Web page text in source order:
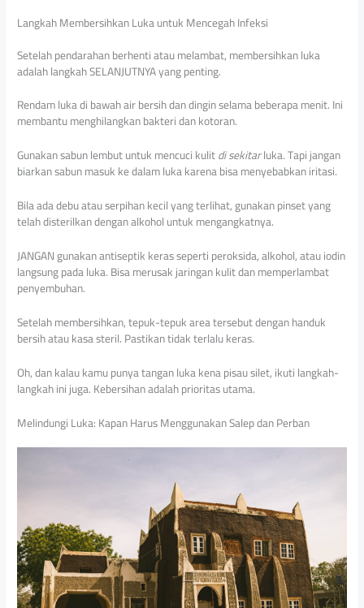
Langkah Membersihkan Luka untuk Mencegah Infeksi
Setelah pendarahan berhenti atau melambat, membersihkan luka
adalah langkah SELANJUTNYA yang penting.
Rendam luka di bawah air bersih dan dingin selama beberapa menit. Ini
membantu menghilangkan bakteri dan kotoran.
Gunakan sabun lembut untuk mencuci kulitdi sekitarluka. Tapi jangan
biarkan sabun masuk ke dalam luka karena bisa menyebabkan iritasi.
Bila ada debu atau serpihan kecil yang terlihat, gunakan pinset yang
telah disterilkan dengan alkohol untuk mengangkatnya.
JANGAN gunakan antiseptik keras seperti peroksida, alkohol, atau iodin
langsung pada luka. Bisa merusak jaringan kulit dan memperlambat
penyembuhan.
Setelah membersihkan, tepuk-tepuk area tersebut dengan handuk
bersih atau kasa steril. Pastikan tidak terlalu keras.
Oh, dan kalau kamu punya tangan luka kena pisau silet, ikuti langkah-
langkah ini juga. Kebersihan adalah prioritas utama.
Melindungi Luka: Kapan Harus Menggunakan Salep dan Perban